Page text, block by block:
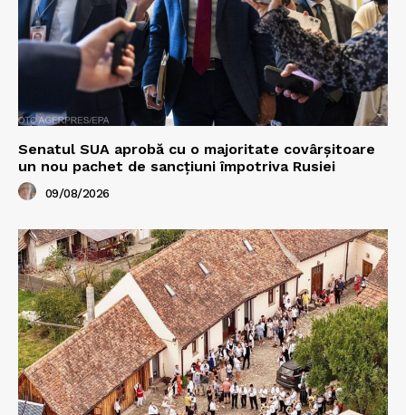
Senatul SUA aprobă cu o majoritate covârșitoare
un nou pachet de sancțiuni împotriva Rusiei
09/08/2026